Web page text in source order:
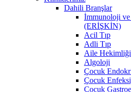
Dahili Branşlar
İmmunoloji ve
(ERİŞKİN)
Acil Tıp
Adli Tıp
Aile Hekimliği
Algoloji
Çocuk
Çocuk
Çocuk